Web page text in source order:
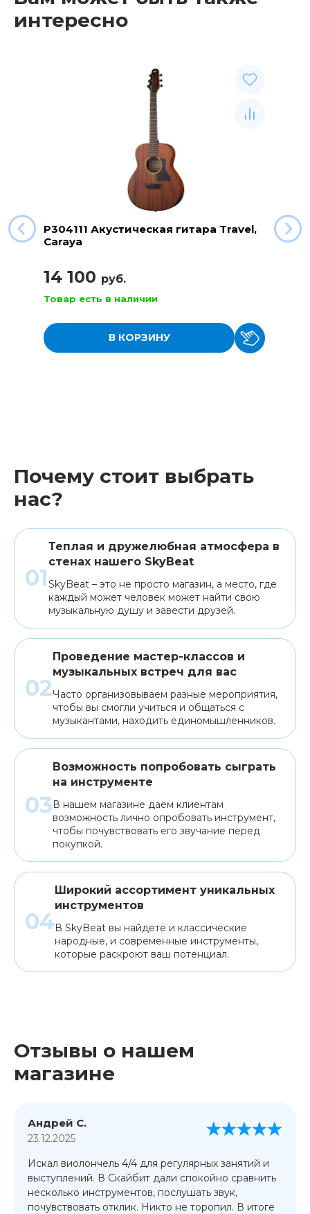
интересно
P304111 Акустическая гитара Travel,
Caraya
14 100 руб.
Товар есть в наличии
В КОРЗИНУ
Почему стоит выбрать
нас?
Теплая и дружелюбная атмосфера в
стенах нашего SkyBeat
SkyBeat – это не просто магазин, а место, где
каждый может человек может найти свою
музыкальную душу и завести друзей.
Проведение мастер-классов и
музыкальных встреч для вас
Часто организовываем разные мероприятия,
чтобы вы смогли учиться и общаться с
музыкантами, находить единомышленников.
Возможность попробовать сыграть
на инструменте
В нашем магазине даем клиентам
возможность лично опробовать инструмент,
чтобы почувствовать его звучание перед
покупкой.
Широкий ассортимент уникальных
инструментов
В SkyBeat вы найдете и классические
народные, и современные инструменты,
которые раскроют ваш потенциал.
Отзывы о нашем
магазине
Андрей С.
23.12.2025
Искал виолончель 4/4 для регулярных занятий и
выступлений. В Скайбит дали спокойно сравнить
несколько инструментов, послушать звук,
почувствовать отклик. Никто не торопил. В итоге